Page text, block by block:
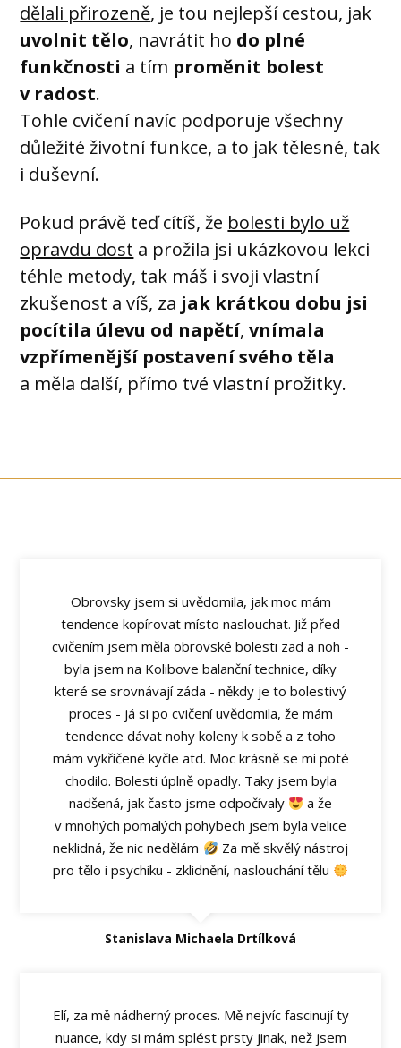
dělali přirozeně, je tou nejlepší cestou, jak
uvolnit tělo, navrátit ho do plné
funkčnosti a tím proměnit bolest
v radost.
Tohle cvičení navíc podporuje všechny
důležité životní funkce, a to jak tělesné, tak
i duševní.
Pokud právě teď cítíš, že bolesti bylo už
opravdu dost a prožila jsi ukázkovou lekci
téhle metody, tak máš i svoji vlastní
zkušenost a víš, za jak krátkou dobu jsi
pocítila úlevu od napětí,vnímala
vzpřímenější postavení svého těla
a měla další, přímo tvé vlastní prožitky.
Obrovsky jsem si uvědomila, jak moc mám
tendence kopírovat místo naslouchat. Již před
cvičením jsem měla obrovské bolesti zad a noh -
byla jsem na Kolibove balanční technice, díky
které se srovnávají záda - někdy je to bolestivý
proces - já si po cvičení uvědomila, že mám
tendence dávat nohy koleny k sobě a z toho
mám vykřičené kyčle atd. Moc krásně se mi poté
chodilo. Bolesti úplně opadly. Taky jsem byla
nadšená, jak často jsme odpočívaly
a že
v mnohých pomalých pohybech jsem byla velice
neklidná, že nic nedělám
Za mě skvělý nástroj
pro tělo i psychiku - zklidnění, naslouchání tělu
Stanislava Michaela Drtílková
Elí, za mě nádherný proces. Mě nejvíc fascinují ty
nuance, kdy si mám splést prsty jinak, než jsem